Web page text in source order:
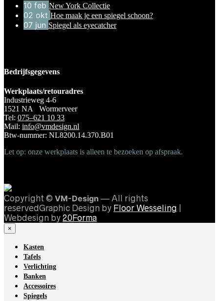
10 feb New York Collectie
02 okt Hoe maak je een spiegel schoon?
07 jun Spiegel als eyecatcher
Bedrijfsgegevens
Werkplaats/retouradres
Industrieweg 4-6
1521 NA Wormerveer
Tel: 075–621 10 33
Mail: info@vmdesign.nl
Btw-nummer: NL8200.14.370.B01
Let op: onze werkplaats is alleen te bezoeken op afspraak.
Copyright © VM-Design — All rights
reservedGraphic Design by Floor Wesseling
Webdesign by 20Forma
×
Kasten
Tafels
Verlichting
Banken
Accessoires
Spiegels